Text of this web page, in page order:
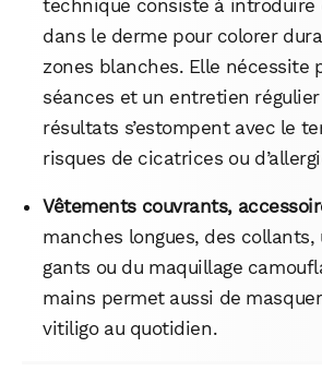
technique consiste à introduire
dans le derme pour colorer
zones blanches. Elle nécessite
séances et un entretien
résultats s’estompent avec le
risques de cicatrices ou
Vêtements couvrants,
manches longues, des collants,
gants ou du maquillage
mains permet aussi de
vitiligo au quotidien.